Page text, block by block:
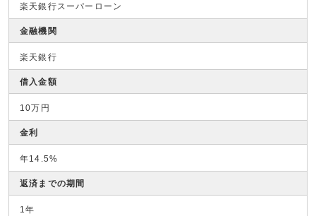
楽天銀行スーパーローン
金融機関
楽天銀行
借入金額
10万円
金利
年14.5%
返済までの期間
1年